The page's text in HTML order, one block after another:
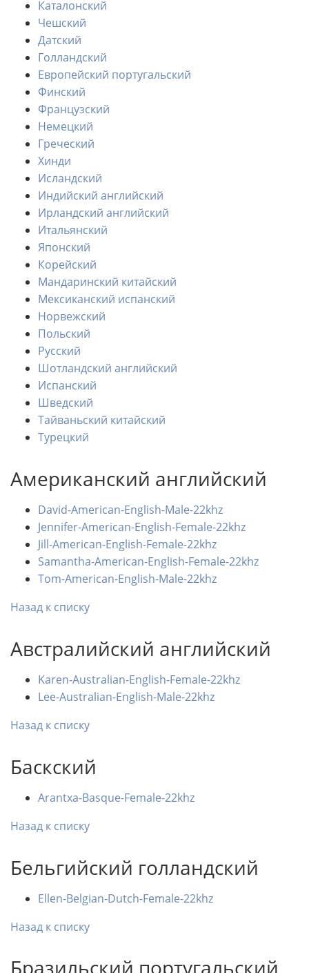
Каталонский
Чешский
Датский
Голландский
Европейский португальский
Финский
Французский
Немецкий
Греческий
Хинди
Исландский
Индийский английский
Ирландский английский
Итальянский
Японский
Корейский
Мандаринский китайский
Мексиканский испанский
Норвежский
Польский
Русский
Шотландский английский
Испанский
Шведский
Тайваньский китайский
Турецкий
Американский английский
David-American-English-Male-22khz
Jennifer-American-English-Female-22khz
Jill-American-English-Female-22khz
Samantha-American-English-Female-22khz
Tom-American-English-Male-22khz
Назад к списку
Австралийский английский
Karen-Australian-English-Female-22khz
Lee-Australian-English-Male-22khz
Назад к списку
Баскский
Arantxa-Basque-Female-22khz
Назад к списку
Бельгийский голландский
Ellen-Belgian-Dutch-Female-22khz
Назад к списку
Бразильский португальский